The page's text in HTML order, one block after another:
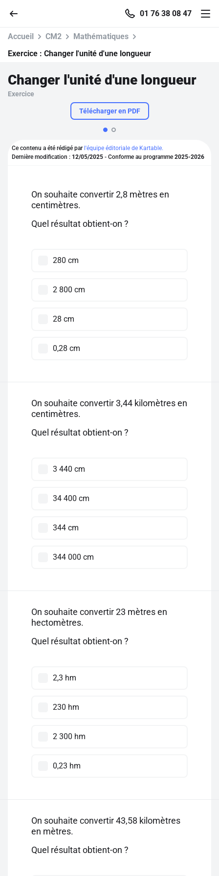
01 76 38 08 47
Accueil
Se connecter
S'inscrire gratuitement
Pour profiter de 10 contenus offerts.
Accueil CM2
Mathématiques
Exercice : Changer l'unité d'une longueur
Changer l'unité d'une longueur
Exercice
Télécharger en PDF
Ce contenu a été rédigé par l'équipe éditoriale de Kartable.
Dernière modification : 12/05/2025 - Conforme au programme 2025-2026
On souhaite convertir 2,8 mètres en
centimètres.
Quel résultat obtient-on ?
280 cm
2 800 cm
28 cm
0,28 cm
On souhaite convertir 3,44 kilomètres en
centimètres.
Quel résultat obtient-on ?
3 440 cm
34 400 cm
344 cm
344 000 cm
On souhaite convertir 23 mètres en
hectomètres.
Quel résultat obtient-on ?
2,3 hm
230 hm
2 300 hm
0,23 hm
On souhaite convertir 43,58 kilomètres
en mètres.
Quel résultat obtient-on ?